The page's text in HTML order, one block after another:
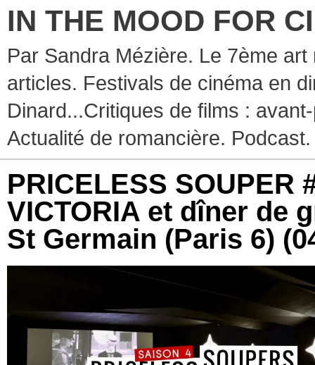
IN THE MOOD FOR
Par Sandra Mézière. Le 7ème
articles. Festivals de cinéma en
Dinard...Critiques de films :
Actualité de romancière. Podcast.
PRICELESS SOUPER
VICTORIA et dîner de
St Germain (Paris 6)